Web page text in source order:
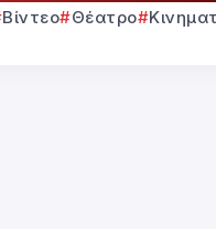
Βίντεο Θέατρο